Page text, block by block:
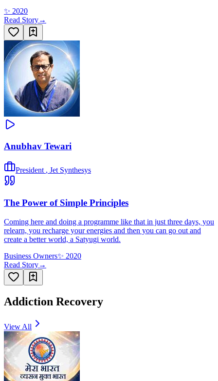
✨ 2020
Read Story→
Anubhav Tewari
President , Jet Synthesys
The Power of Simple Principles
Coming here and doing a programme like that in just three days, you
relearn, you recharge your energies and then you can go out and
create a better world, a Satyugi world.
Business Owners✨ 2020
Read Story→
Addiction Recovery
View All